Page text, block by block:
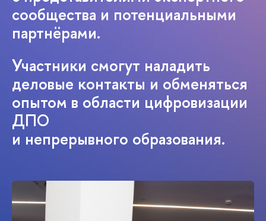
сообщества и потенциальными
партнёрами.
Участники смогут наладить
деловые контакты и обменяться
опытом в области цифровизации
ДПО
и непрерывного образования.